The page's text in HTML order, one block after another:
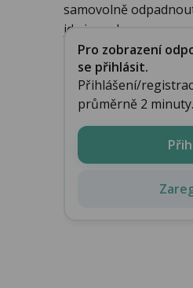
samovolně
jde jen o k...
Pro zobrazení
se přihlásit.
Přihlášení/
průměrně 2 minuty.